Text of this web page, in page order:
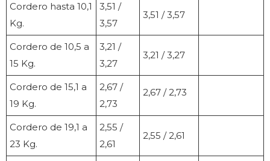
Cordero hasta 10,1
Kg.
3,51 /
3,57
3,51 / 3,57
Cordero de 10,5 a
15 Kg.
3,21 /
3,27
3,21 / 3,27
Cordero de 15,1 a
19 Kg.
2,67 /
2,73
2,67 / 2,73
Cordero de 19,1 a
23 Kg.
2,55 /
2,61
2,55 / 2,61